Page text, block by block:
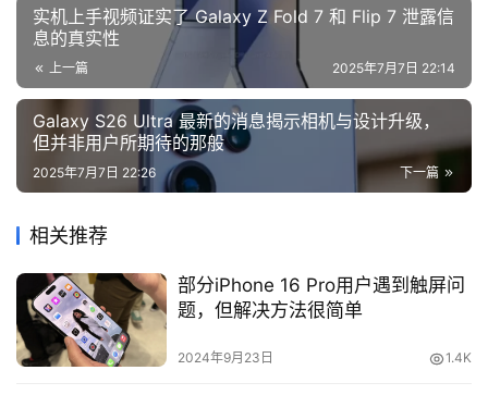
实机上手视频证实了 Galaxy Z Fold 7 和 Flip 7 泄露信
息的真实性
上一篇 2025年7月7日 22:14
Galaxy S26 Ultra 最新的消息揭示相机与设计升级，
但并非用户所期待的那般
下一篇
2025年7月7日 22:26
相关推荐
部分iPhone 16 Pro用户遇到触屏问
题，但解决方法很简单
2024年9月23日 1.4K